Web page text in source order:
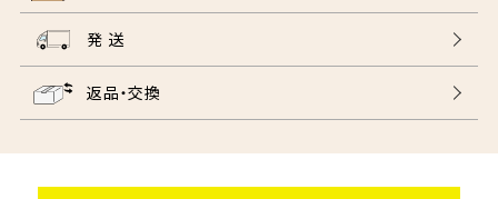
発 送
返品・交換